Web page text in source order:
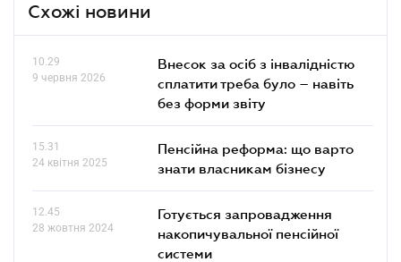
Схожі новини
10.29
9 червня 2026
Внесок за осіб з інвалідністю
сплатити треба було – навіть
без форми звіту
15.31
24 квітня 2025
Пенсійна реформа: що варто
знати власникам бізнесу
12.45
28 жовтня 2024
Готується запровадження
накопичувальної пенсійної
системи